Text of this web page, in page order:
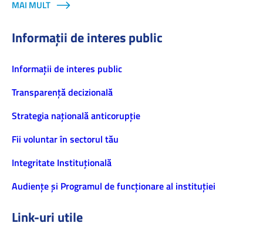
MAI MULT
Informații de interes public
Informaţii de interes public
Transparență decizională
Strategia națională anticorupție
Fii voluntar în sectorul tău
Integritate Instituțională
Audiențe și Programul de funcționare al instituției
Link-uri utile